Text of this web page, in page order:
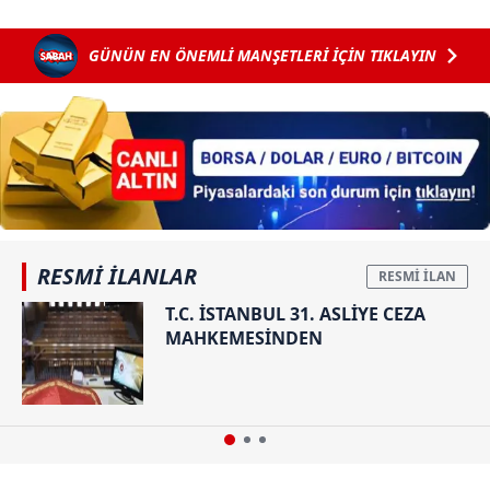
Çerezlere ilişkin tercihlerinizi aşağıda yer alan panel
vasıtasıyla belirleyebilirsiniz. Çerezlere ilişkin detaylı bilgi
Metnimiziziyaret edebilirsiniz.
6698 sayılı Kişisel Verilerin Korunması Kanunu uyarınca
hazırlanmış Aydınlatma Metnimizi okumak ve sitemizde
ilgili mevzuata uygun olarak kullanılan çerezlerle ilgili bilgi
GÜNÜN EN ÖNEMLİ MANŞETLERİ İÇİN TIKLAYIN
RESMİ İLANLAR
T.C. İSTANBUL 31. ASLİYE CEZA
MAHKEMESİNDEN